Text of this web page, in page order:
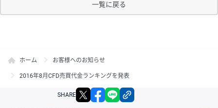
一覧に戻る
ホーム お客様へのお知らせ
2016年8月CFD売買代金ランキングを発表
SHARE X facebook